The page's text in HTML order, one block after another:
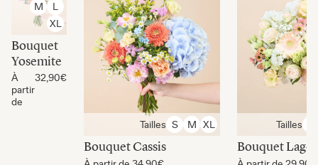
M
L
XL
Bouquet
Yosemite
À
partir
de
32,90€
Tailles S M XL
Bouquet Cassis
Tailles
Bouquet Lago